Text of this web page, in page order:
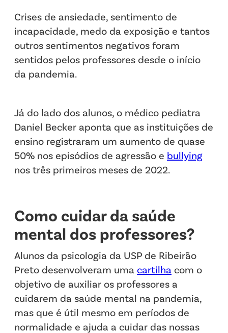
Crises de ansiedade, sentimento de
incapacidade, medo da exposição e tantos
outros sentimentos negativos foram
sentidos pelos professores desde o início
da pandemia.
Já do lado dos alunos, o médico pediatra
Daniel Becker aponta que as instituições de
ensino registraram um aumento de quase
50% nos episódios de agressão e bullying
nos três primeiros meses de 2022.
Como cuidar da saúde
mental dos professores?
Alunos da psicologia da USP de Ribeirão
Preto desenvolveram uma cartilha com o
objetivo de auxiliar os professores a
cuidarem da saúde mental na pandemia,
mas que é útil mesmo em períodos de
normalidade e ajuda a cuidar das nossas